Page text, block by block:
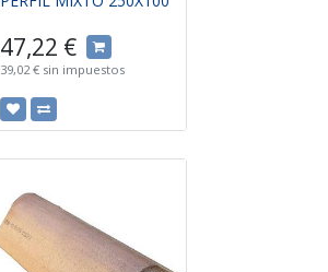
47,22 €
39,02 € sin impuestos